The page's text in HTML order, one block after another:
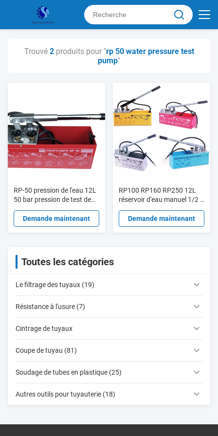
Trouvé 2produits pour "rp 50 water pressure test
pump"
RP-50 pression de l'eau 12L
50 bar pression de test de
pompe manuelle
hydraulique pour 45 ml de
débit
Demande maintenant
RP100 RP160 RP250 12L
réservoir d'eau manuel 1/2 ''
connexions BSPP pompe
d'essai hydrostatique
Demande maintenant
Toutes les catégories
Le filtrage des tuyaux (19)
Résistance à l'usure (7)
Cintrage de tuyaux
Coupe de tuyau (81)
Soudage de tubes en plastique (25)
Autres outils pour tuyauterie (18)